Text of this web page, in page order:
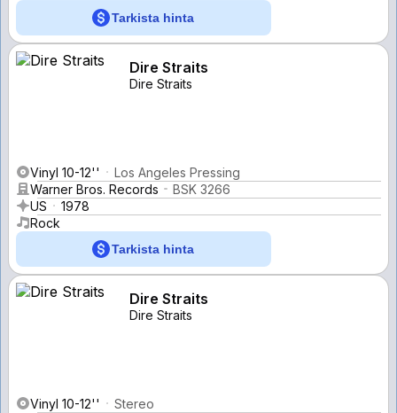
Tarkista hinta
Dire Straits
Dire Straits
Vinyl 10-12''
Los Angeles Pressing
Warner Bros. Records
BSK 3266
US
1978
Rock
Tarkista hinta
Dire Straits
Dire Straits
Vinyl 10-12''
Stereo